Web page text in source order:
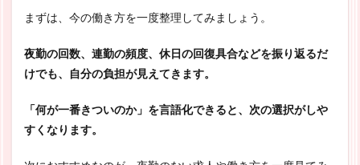
まずは、今の働き方を一度整理してみましょう。
夜勤の回数、連勤の頻度、休日の回復具合などを振り返るだ
けでも、自分の負担が見えてきます。
「何が一番きついのか」を言語化できると、次の選択がしや
すくなります。